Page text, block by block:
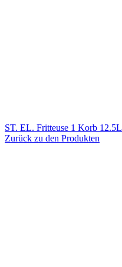
ST. EL. Fritteuse 1 Korb 12.5L
Zurück zu den Produkten